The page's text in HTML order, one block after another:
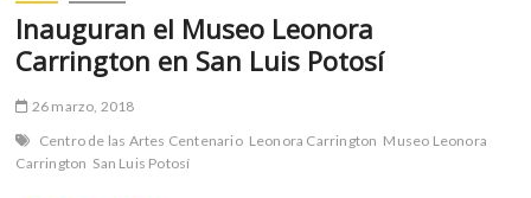
Inauguran el Museo Leonora
Carrington en San Luis Potosí
26 marzo, 2018
Centro de las Artes Centenario Leonora Carrington Museo Leonora
Carrington San Luis Potosí